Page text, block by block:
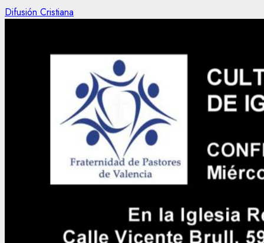
Difusión Cristiana